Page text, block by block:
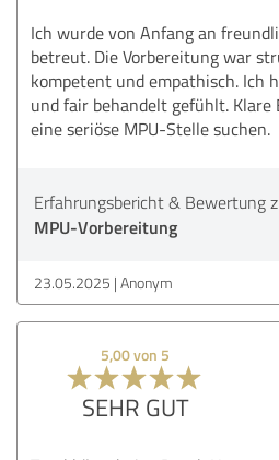
Ich wurde von Anfang an
betreut. Die Vorbereitung war
kompetent und empathisch. Ich
und fair behandelt gefühlt.
eine seriöse MPU-Stelle suchen.
Erfahrungsbericht & Bewertung
MPU-Vorbereitung
23.05.2025 Anonym
5,00 von 5
SEHR GUT